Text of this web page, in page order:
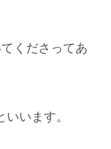
くださってあ
いいます。